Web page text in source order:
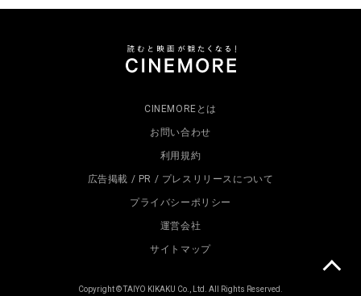
CINEMOREとは
お問い合わせ
利用規約
広告掲載 / PR / プレスリリースについて
プライバシーポリシー
運営会社
サイトマップ
Copyright © TAIYO KIKAKU Co., Ltd. All Rights Reserved.